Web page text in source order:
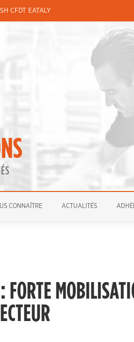
CFDT EATALY
FIN D’ANNÉE
CONNAÎTRE ACTUALITÉS
FORTE